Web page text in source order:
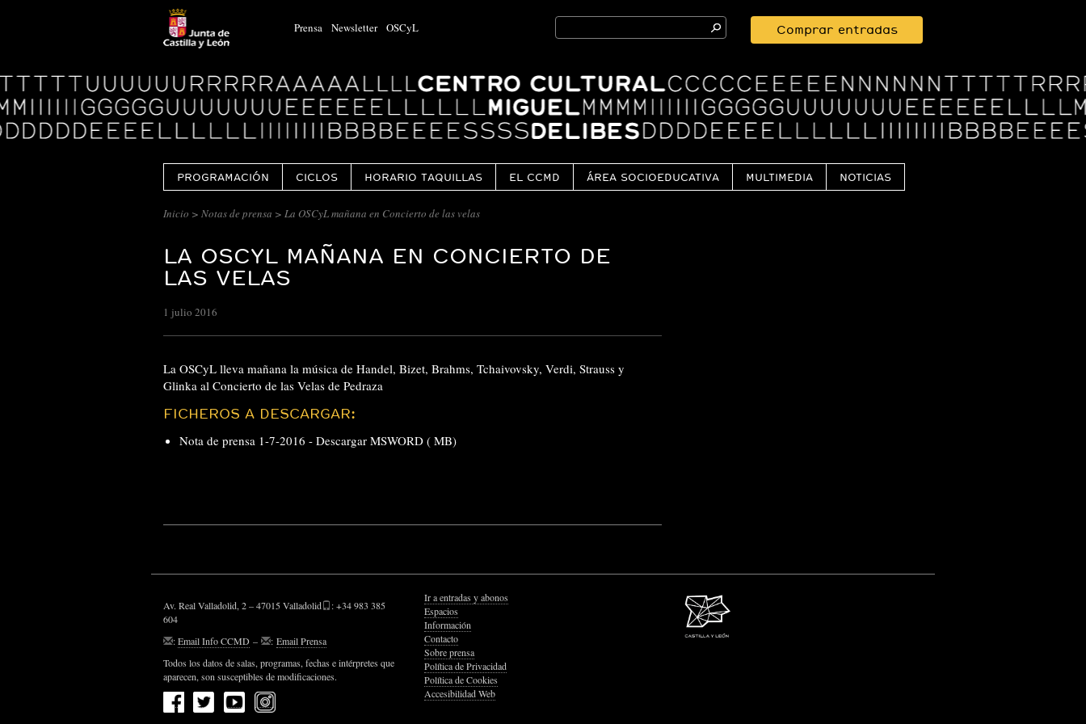
Prensa Newsletter OSCyL
Search
for:
Comprar entradas
Logo
Centro
Cultural
Miguel
Delibes
PROGRAMACIÓN CICLOS HORARIO TAQUILLAS EL CCMD ÁREA SOCIOEDUCATIVA MULTIMEDIA NOTICIAS
Inicio > Notas de prensa > La OSCyL mañana en Concierto de las velas
LA OSCYL MAÑANA EN CONCIERTO DE
LAS VELAS
1 julio 2016
La OSCyL lleva mañana la música de Handel, Bizet, Brahms, Tchaivovsky, Verdi, Strauss y
Glinka al Concierto de las Velas de Pedraza
FICHEROS A DESCARGAR:
Nota de prensa 1-7-2016 - Descargar MSWORD ( MB)
Av. Real Valladolid, 2 – 47015 Valladolid
: +34 983 385
604
:Email Info CCMD – : Email Prensa
Todos los datos de salas, programas, fechas e intérpretes que
aparecen, son susceptibles de modificaciones.
Ir a entradas y abonos
Espacios
Información
Contacto
Sobre prensa
Política de Privacidad
Política de Cookies
Accesibilidad Web